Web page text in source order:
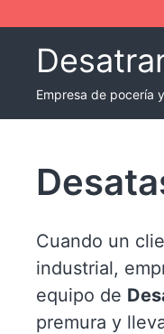
content
Empresa de pocería
Cuando un
industrial,
equipo de
premura y